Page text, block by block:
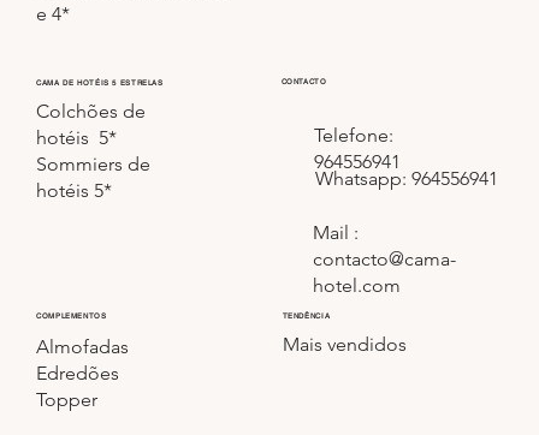
TENDÊNCIA
Mais vendidos
COMPLEMENTOS
Almofadas
Edredões
Topper
CAMA DE HOTÉIS 5 ESTRELAS
Colchões de
hotéis 5*
Sommiers de
hotéis 5*
e 4*
CONTACTO
Telefone:
964556941
Whatsapp: 964556941
Mail :
contacto@cama-
hotel.com